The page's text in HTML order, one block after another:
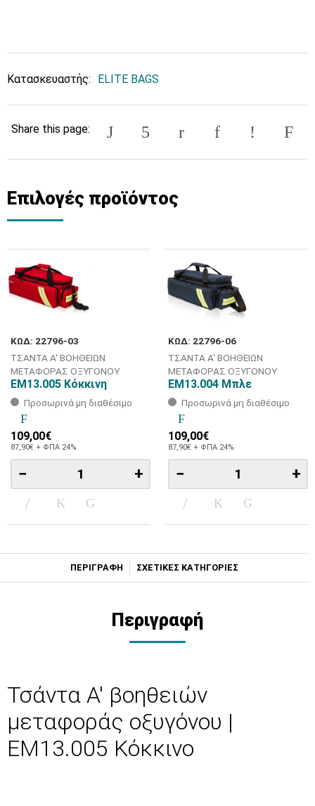
Κατασκευαστής: ELITE BAGS
Share this page:
Επιλογές προϊόντος
ΚΩΔ: 22796-03
ΤΣΑΝΤΑ Α' ΒΟΗΘΕΙΩΝ
ΜΕΤΑΦΟΡΑΣ ΟΞΥΓΟΝΟΥ
EM13.005 Κόκκινη
Προσωρινά μη διαθέσιμο
109,00€
87,90€ + ΦΠΑ 24%
− +
ΚΩΔ: 22796-06
ΤΣΑΝΤΑ Α' ΒΟΗΘΕΙΩΝ
ΜΕΤΑΦΟΡΑΣ ΟΞΥΓΟΝΟΥ
EM13.004 Μπλε
Προσωρινά μη διαθέσιμο
109,00€
87,90€ + ΦΠΑ 24%
− +
ΠΕΡΙΓΡΑΦΗ ΣΧΕΤΙΚΕΣ ΚΑΤΗΓΟΡΙΕΣ
Περιγραφή
Τσάντα Α' βοηθειών
μεταφοράς οξυγόνου |
EM13.005 Κόκκινο